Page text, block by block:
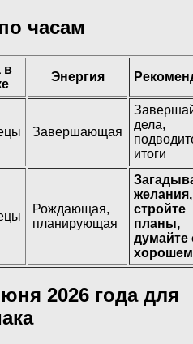
часам
в
Энергия
Завершающая
дела,
итоги
Рождающая,
планирующая
желания,
стройте
планы,
думайте
2026 года для